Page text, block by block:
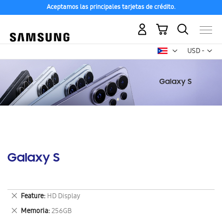
Aceptamos las principales tarjetas de crédito.
USD -
dólar
Mi carrito
Galaxy S
Feature HD Display
Eliminar
este
artículo
Memoria 256GB
Eliminar